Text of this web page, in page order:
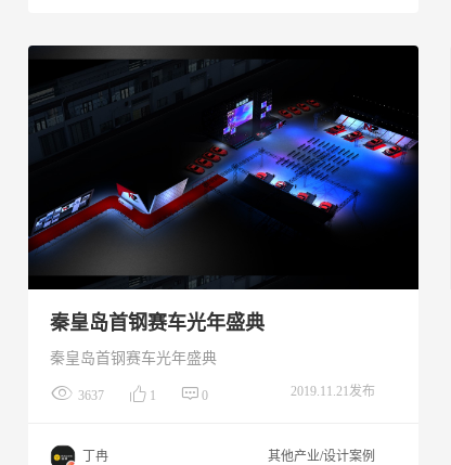
秦皇岛首钢赛车光年盛典
秦皇岛首钢赛车光年盛典
3637 1 0 2019.11.21发布
丁冉 其他产业/设计案例